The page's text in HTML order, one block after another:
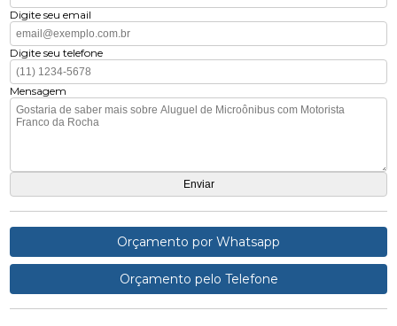
Digite seu email
Digite seu telefone
Mensagem
Orçamento por Whatsapp
Orçamento pelo Telefone